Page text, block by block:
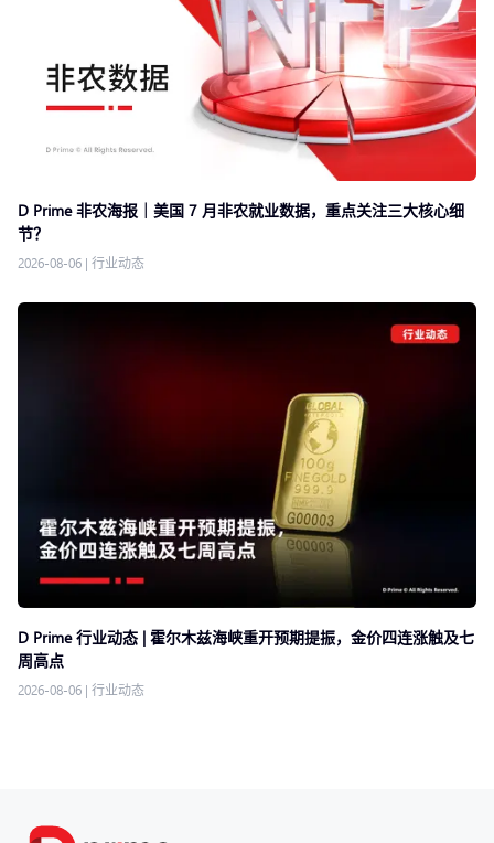
D Prime 非农海报｜美国 7 月非农就业数据，重点关注三大核心细
节？
2026-08-06 | 行业动态
D Prime 行业动态 | 霍尔木兹海峡重开预期提振，金价四连涨触及七
周高点
2026-08-06 | 行业动态